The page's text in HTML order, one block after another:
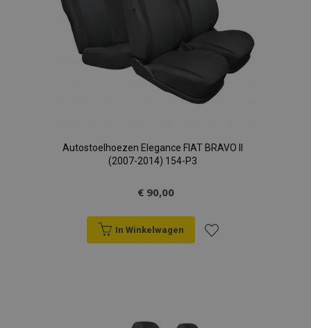
Autostoelhoezen Elegance FIAT BRAVO II
(2007-2014) 154-P3
€ 90,00
In Winkelwagen